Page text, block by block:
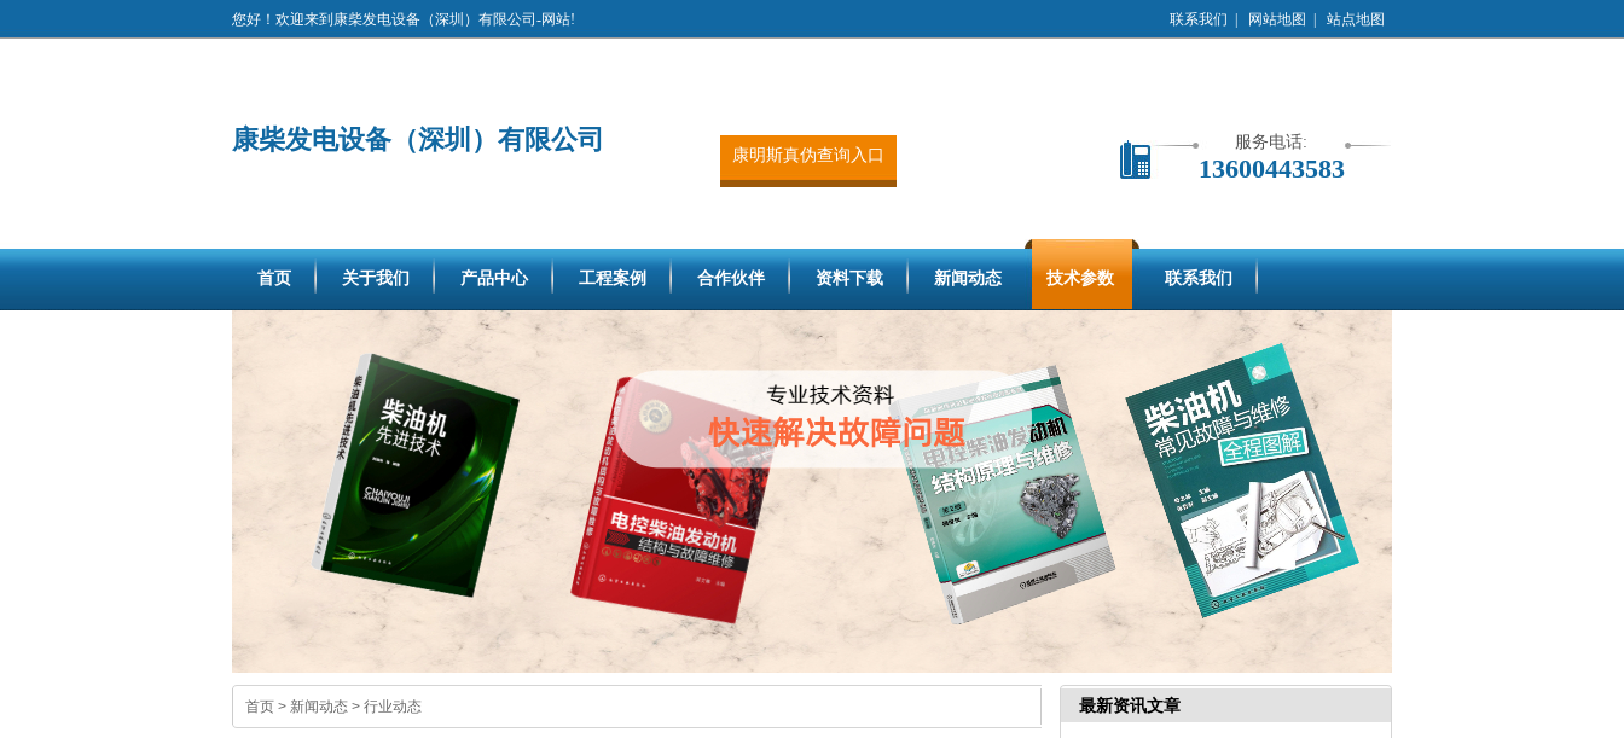
联系我们 网站地图 站点地图
您好！欢迎来到康柴发电设备（深圳）有限公司-网站!
服务电话:
13600443583
康柴发电设备（深圳）有限公司
康明斯真伪查询入口
首页 关于我们 产品中心 工程案例 合作伙伴 资料下载 新闻动态 技术参数 联系我们
首页 > 新闻动态 > 行业动态 最新资讯文章